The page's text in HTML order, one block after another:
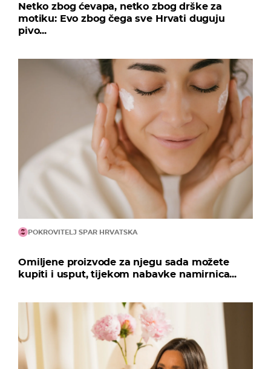
Netko zbog ćevapa, netko zbog drške za
motiku: Evo zbog čega sve Hrvati duguju
pivo...
POKROVITELJ SPAR HRVATSKA
Omiljene proizvode za njegu sada možete
kupiti i usput, tijekom nabavke namirnica...